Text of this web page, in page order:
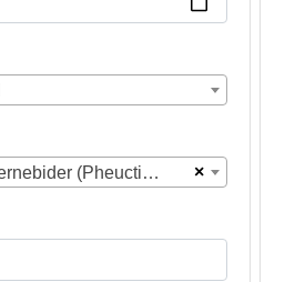
×
Rosenbrystet Kernebider (Pheucticus ludovicianus)